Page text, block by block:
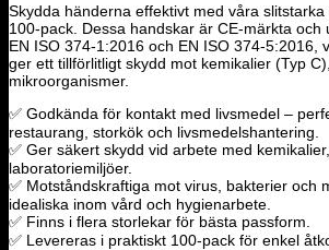
Skydda händerna effektivt med våra
100-pack. Dessa handskar är CE-märkta och
EN ISO 374-1:2016 och EN ISO 374-5:2016,
ger ett tillförlitligt skydd mot kemikalier (Typ
mikroorganismer.
✅ Godkända för kontakt med livsmedel –
restaurang, storkök och livsmedelshantering.
✅ Ger säkert skydd vid arbete med
laboratoriemiljöer.
✅ Motståndskraftiga mot virus, bakterier och
idealiska inom vård och hygienarbete.
✅ Finns i flera storlekar för bästa passform.
✅ Levereras i praktiskt 100-pack för enkel